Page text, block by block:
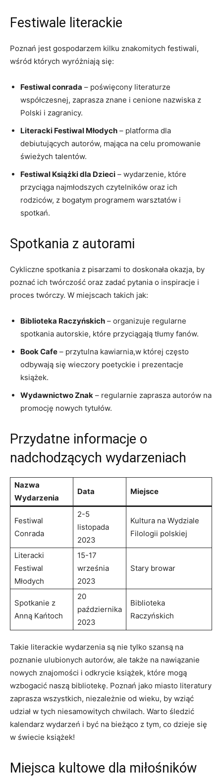
Festiwale literackie
Poznań jest gospodarzem kilku znakomitych festiwali,
wśród których wyróżniają się:
Festiwal conrada – poświęcony literaturze
współczesnej, zaprasza znane i cenione nazwiska z
Polski i zagranicy.
Literacki Festiwal Młodych – platforma dla
debiutujących autorów, mająca na celu promowanie
świeżych talentów.
Festiwal Książki dla Dzieci – wydarzenie, które
przyciąga najmłodszych czytelników oraz ich
rodziców, z bogatym programem warsztatów i
spotkań.
Spotkania z autorami
Cykliczne spotkania z pisarzami to doskonała okazja, by
poznać ich twórczość oraz zadać pytania o inspiracje i
proces twórczy. W miejscach takich jak:
Biblioteka Raczyńskich – organizuje regularne
spotkania autorskie, które przyciągają tłumy fanów.
Book Cafe – przytulna kawiarnia,w której często
odbywają się wieczory poetyckie i prezentacje
książek.
Wydawnictwo Znak – regularnie zaprasza autorów na
promocję nowych tytułów.
Przydatne informacje o
nadchodzących wydarzeniach
Nazwa
Wydarzenia
Data Miejsce
Festiwal
Conrada
2-5
listopada
2023
Kultura na Wydziale
Filologii polskiej
Literacki
Festiwal
Młodych
15-17
września
2023
Stary browar
Spotkanie z
Anną Kańtoch
20
października
2023
Biblioteka
Raczyńskich
Takie literackie wydarzenia są nie tylko szansą na
poznanie ulubionych autorów, ale także na nawiązanie
nowych znajomości i odkrycie książek, które mogą
wzbogacić naszą bibliotekę. Poznań jako miasto literatury
zaprasza wszystkich, niezależnie od wieku, by wziąć
udział w tych niesamowitych chwilach. Warto śledzić
kalendarz wydarzeń i być na bieżąco z tym, co dzieje się
w świecie książek!
Miejsca kultowe dla miłośników